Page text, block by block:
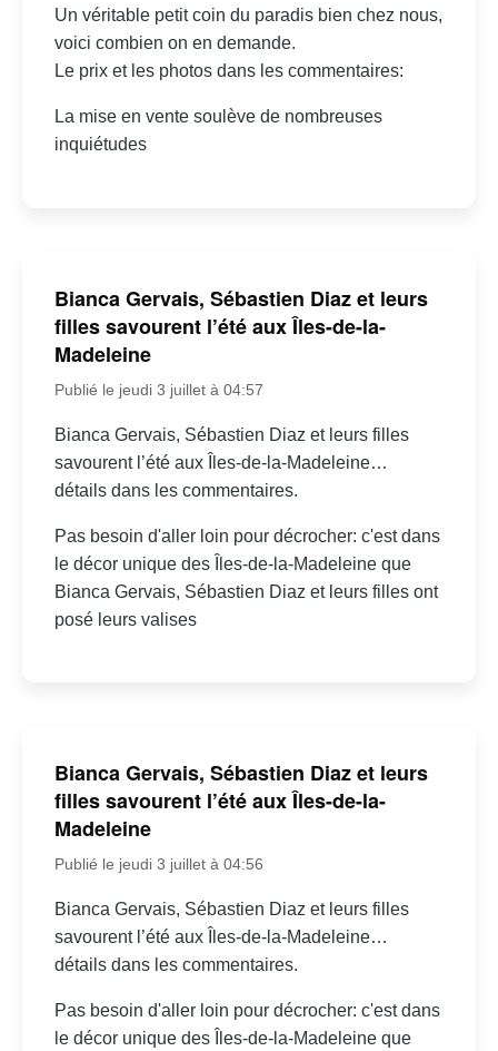
Un véritable petit coin du paradis bien chez nous,
voici combien on en demande.
Le prix et les photos dans les commentaires:
La mise en vente soulève de nombreuses
inquiétudes
Bianca Gervais, Sébastien Diaz et leurs
filles savourent l’été aux Îles-de-la-
Madeleine
Publié le jeudi 3 juillet à 04:57
Bianca Gervais, Sébastien Diaz et leurs filles
savourent l’été aux Îles-de-la-Madeleine…
détails dans les commentaires.
Pas besoin d'aller loin pour décrocher: c'est dans
le décor unique des Îles-de-la-Madeleine que
Bianca Gervais, Sébastien Diaz et leurs filles ont
posé leurs valises
Bianca Gervais, Sébastien Diaz et leurs
filles savourent l’été aux Îles-de-la-
Madeleine
Publié le jeudi 3 juillet à 04:56
Bianca Gervais, Sébastien Diaz et leurs filles
savourent l’été aux Îles-de-la-Madeleine…
détails dans les commentaires.
Pas besoin d'aller loin pour décrocher: c'est dans
le décor unique des Îles-de-la-Madeleine que